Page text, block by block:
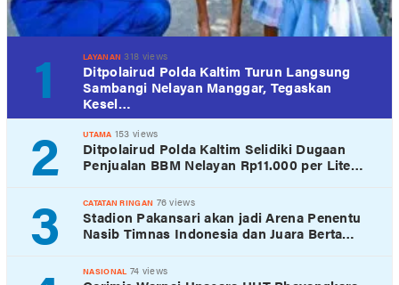
1 LAYANAN 318 views
Ditpolairud Polda Kaltim Turun Langsung
Sambangi Nelayan Manggar, Tegaskan
Kesel…
2 UTAMA 153 views
Ditpolairud Polda Kaltim Selidiki Dugaan
Penjualan BBM Nelayan Rp11.000 per Lite…
3 CATATAN RINGAN 76 views
Stadion Pakansari akan jadi Arena Penentu
Nasib Timnas Indonesia dan Juara Berta…
NASIONAL 74 views